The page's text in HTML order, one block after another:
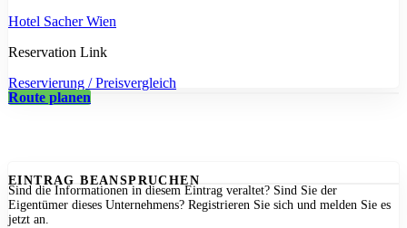
Hotel Sacher Wien
Reservation Link
Reservierung / Preisvergleich
Route planen
EINTRAG BEANSPRUCHEN
Sind die Informationen in diesem Eintrag veraltet? Sind Sie der
Eigentümer dieses Unternehmens? Registrieren Sie sich und melden Sie es
jetzt an.